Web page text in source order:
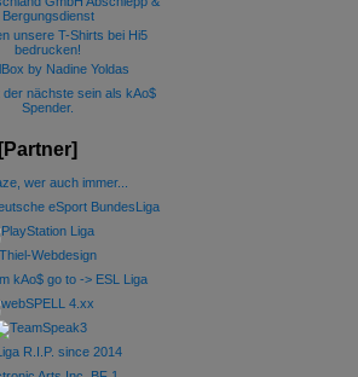
[Partner]